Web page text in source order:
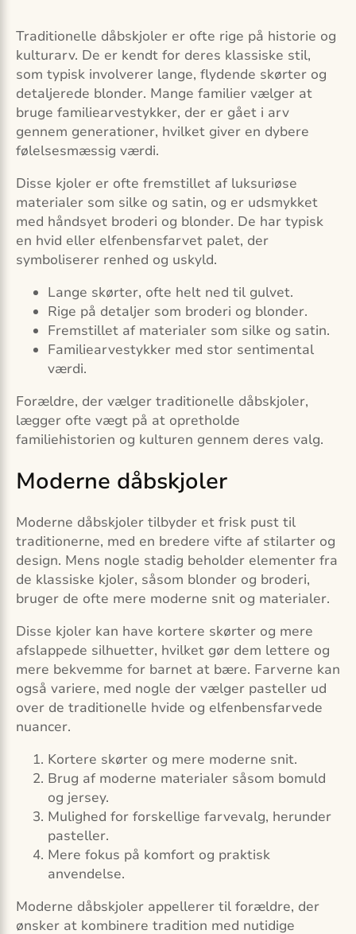
Traditionelle dåbskjoler er ofte rige på historie og
kulturarv. De er kendt for deres klassiske stil,
som typisk involverer lange, flydende skørter og
detaljerede blonder. Mange familier vælger at
bruge familiearvestykker, der er gået i arv
gennem generationer, hvilket giver en dybere
følelsesmæssig værdi.
Disse kjoler er ofte fremstillet af luksuriøse
materialer som silke og satin, og er udsmykket
med håndsyet broderi og blonder. De har typisk
en hvid eller elfenbensfarvet palet, der
symboliserer renhed og uskyld.
Lange skørter, ofte helt ned til gulvet.
Rige på detaljer som broderi og blonder.
Fremstillet af materialer som silke og satin.
Familiearvestykker med stor sentimental
værdi.
Forældre, der vælger traditionelle dåbskjoler,
lægger ofte vægt på at opretholde
familiehistorien og kulturen gennem deres valg.
Moderne dåbskjoler
Moderne dåbskjoler tilbyder et frisk pust til
traditionerne, med en bredere vifte af stilarter og
design. Mens nogle stadig beholder elementer fra
de klassiske kjoler, såsom blonder og broderi,
bruger de ofte mere moderne snit og materialer.
Disse kjoler kan have kortere skørter og mere
afslappede silhuetter, hvilket gør dem lettere og
mere bekvemme for barnet at bære. Farverne kan
også variere, med nogle der vælger pasteller ud
over de traditionelle hvide og elfenbensfarvede
nuancer.
Kortere skørter og mere moderne snit.
Brug af moderne materialer såsom bomuld
og jersey.
Mulighed for forskellige farvevalg, herunder
pasteller.
Mere fokus på komfort og praktisk
anvendelse.
Moderne dåbskjoler appellerer til forældre, der
ønsker at kombinere tradition med nutidige